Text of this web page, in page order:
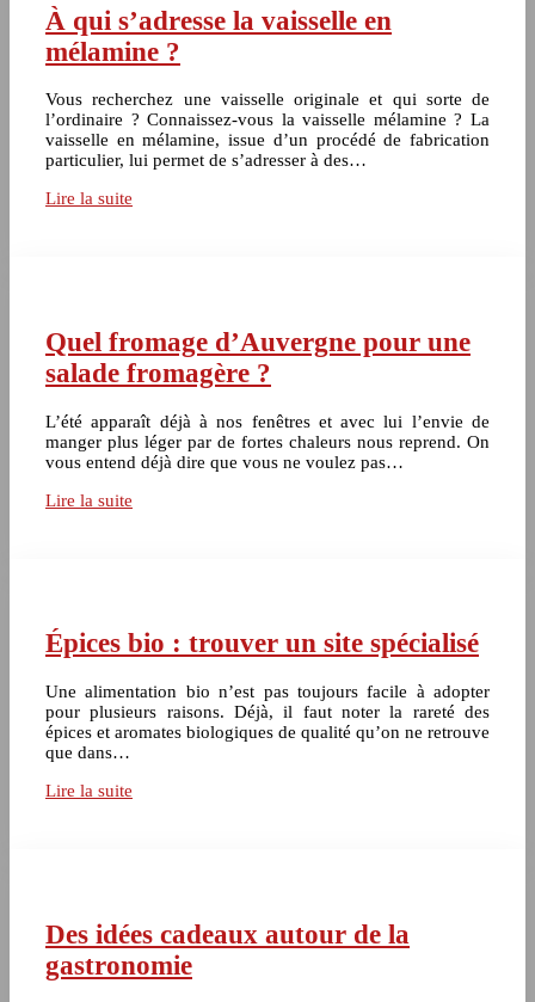
À qui s’adresse la vaisselle en
mélamine ?
Vous recherchez une vaisselle originale et qui sorte de
l’ordinaire ? Connaissez-vous la vaisselle mélamine ? La
vaisselle en mélamine, issue d’un procédé de fabrication
particulier, lui permet de s’adresser à des…
Lire la suite
Quel fromage d’Auvergne pour une
salade fromagère ?
L’été apparaît déjà à nos fenêtres et avec lui l’envie de
manger plus léger par de fortes chaleurs nous reprend. On
vous entend déjà dire que vous ne voulez pas…
Lire la suite
Épices bio : trouver un site spécialisé
Une alimentation bio n’est pas toujours facile à adopter
pour plusieurs raisons. Déjà, il faut noter la rareté des
épices et aromates biologiques de qualité qu’on ne retrouve
que dans…
Lire la suite
Des idées cadeaux autour de la
gastronomie